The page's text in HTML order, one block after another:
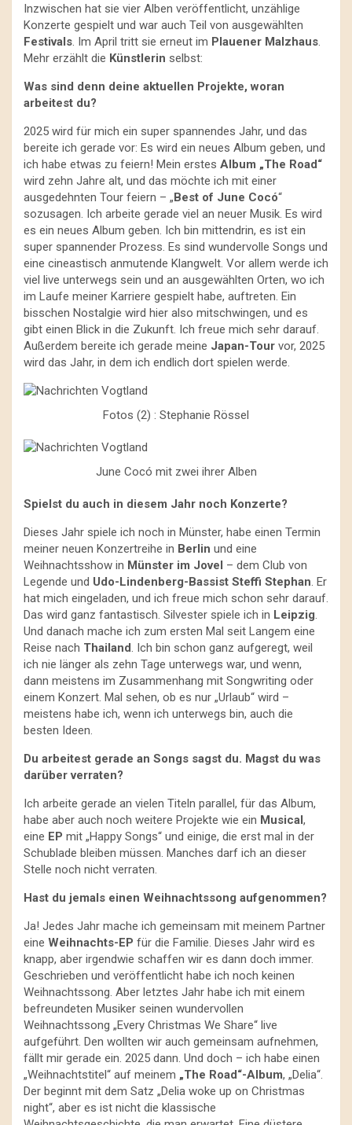
Inzwischen hat sie vier Alben veröffentlicht, unzählige
Konzerte gespielt und war auch Teil von ausgewählten
Festivals. Im April tritt sie erneut im Plauener Malzhaus.
Mehr erzählt die Künstlerin selbst:
Was sind denn deine aktuellen Projekte, woran
arbeitest du?
2025 wird für mich ein super spannendes Jahr, und das
bereite ich gerade vor: Es wird ein neues Album geben, und
ich habe etwas zu feiern! Mein erstes Album „The Road“
wird zehn Jahre alt, und das möchte ich mit einer
ausgedehnten Tour feiern – „Best of June Cocó“
sozusagen. Ich arbeite gerade viel an neuer Musik. Es wird
es ein neues Album geben. Ich bin mittendrin, es ist ein
super spannender Prozess. Es sind wundervolle Songs und
eine cineastisch anmutende Klangwelt. Vor allem werde ich
viel live unterwegs sein und an ausgewählten Orten, wo ich
im Laufe meiner Karriere gespielt habe, auftreten. Ein
bisschen Nostalgie wird hier also mitschwingen, und es
gibt einen Blick in die Zukunft. Ich freue mich sehr darauf.
Außerdem bereite ich gerade meine Japan-Tour vor, 2025
wird das Jahr, in dem ich endlich dort spielen werde.
Fotos (2) : Stephanie Rössel
June Cocó mit zwei ihrer Alben
Spielst du auch in diesem Jahr noch Konzerte?
Dieses Jahr spiele ich noch in Münster, habe einen Termin
meiner neuen Konzertreihe in Berlin und eine
Weihnachtsshow in Münster im Jovel – dem Club von
Legende und Udo-Lindenberg-Bassist Steffi Stephan. Er
hat mich eingeladen, und ich freue mich schon sehr darauf.
Das wird ganz fantastisch. Silvester spiele ich in Leipzig.
Und danach mache ich zum ersten Mal seit Langem eine
Reise nach Thailand. Ich bin schon ganz aufgeregt, weil
ich nie länger als zehn Tage unterwegs war, und wenn,
dann meistens im Zusammenhang mit Songwriting oder
einem Konzert. Mal sehen, ob es nur „Urlaub“ wird –
meistens habe ich, wenn ich unterwegs bin, auch die
besten Ideen.
Du arbeitest gerade an Songs sagst du. Magst du was
darüber verraten?
Ich arbeite gerade an vielen Titeln parallel, für das Album,
habe aber auch noch weitere Projekte wie ein Musical,
eine EP mit „Happy Songs“ und einige, die erst mal in der
Schublade bleiben müssen. Manches darf ich an dieser
Stelle noch nicht verraten.
Hast du jemals einen Weihnachtssong aufgenommen?
Ja! Jedes Jahr mache ich gemeinsam mit meinem Partner
eine Weihnachts-EP für die Familie. Dieses Jahr wird es
knapp, aber irgendwie schaffen wir es dann doch immer.
Geschrieben und veröffentlicht habe ich noch keinen
Weihnachtssong. Aber letztes Jahr habe ich mit einem
befreundeten Musiker seinen wundervollen
Weihnachtssong „Every Christmas We Share“ live
aufgeführt. Den wollten wir auch gemeinsam aufnehmen,
fällt mir gerade ein. 2025 dann. Und doch – ich habe einen
„Weihnachtstitel“ auf meinem „The Road“-Album, „Delia“.
Der beginnt mit dem Satz „Delia woke up on Christmas
night“, aber es ist nicht die klassische